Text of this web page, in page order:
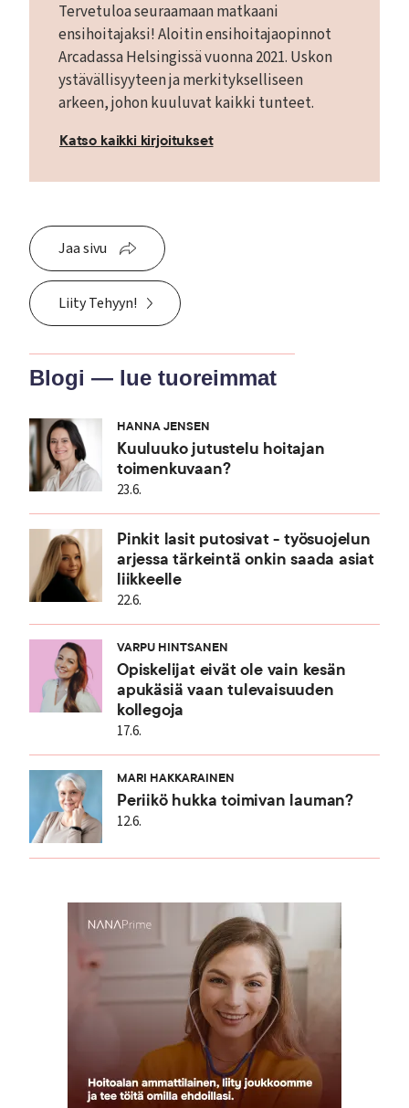
Tervetuloa seuraamaan matkaani
ensihoitajaksi! Aloitin ensihoitajaopinnot
Arcadassa Helsingissä vuonna 2021. Uskon
ystävällisyyteen ja merkitykselliseen
arkeen, johon kuuluvat kaikki tunteet.
Katso kaikki kirjoitukset
Jaa sivu
Liity Tehyyn!
Blogi — lue tuoreimmat
HANNA JENSEN
Kuuluuko jutustelu hoitajan
toimenkuvaan?
23.6.
Pinkit lasit putosivat - työsuojelun
arjessa tärkeintä onkin saada asiat
liikkeelle
22.6.
VARPU HINTSANEN
Opiskelijat eivät ole vain kesän
apukäsiä vaan tulevaisuuden
kollegoja
17.6.
MARI HAKKARAINEN
Periikö hukka toimivan lauman?
12.6.